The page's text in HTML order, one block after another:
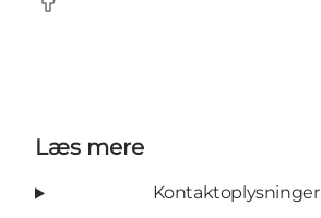
Facebook
Læs mere
Kontaktoplysninger